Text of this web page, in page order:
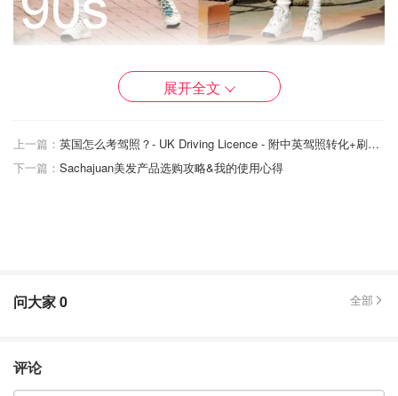
展开全文
上一篇：
英国怎么考驾照？- UK Driving Licence - 附中英驾照转化+刷考位办法
下一篇： Sachajuan美发产品选购攻略&我的使用心得
问大家0 全部
评论